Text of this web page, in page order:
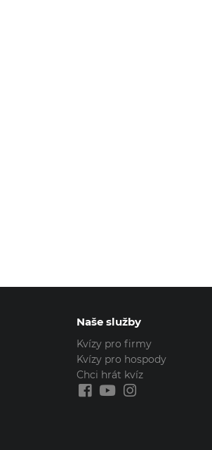
Naše služby
Kvízy pro firmy
Kvízy pro hospody
Chci hrát kvíz